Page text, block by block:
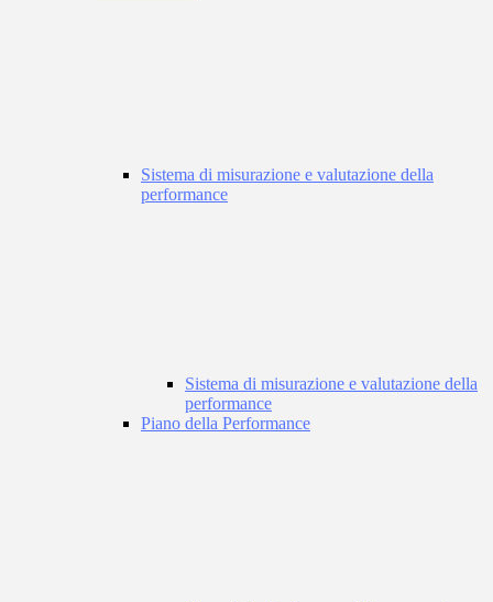
Sistema di misurazione e valutazione della
performance
Sistema di misurazione e valutazione della
performance
Piano della Performance